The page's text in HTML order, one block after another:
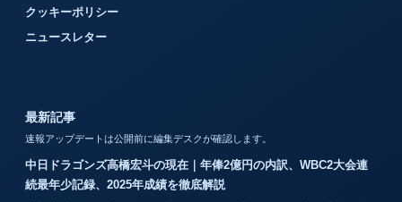
クッキーポリシー
ニュースレター
最新記事
速報アップデートは公開前に編集デスクが確認します。
中日ドラゴンズ高橋宏斗の現在｜年俸2億円の内訳、WBC2大会連
続最年少記録、2025年成績を徹底解説